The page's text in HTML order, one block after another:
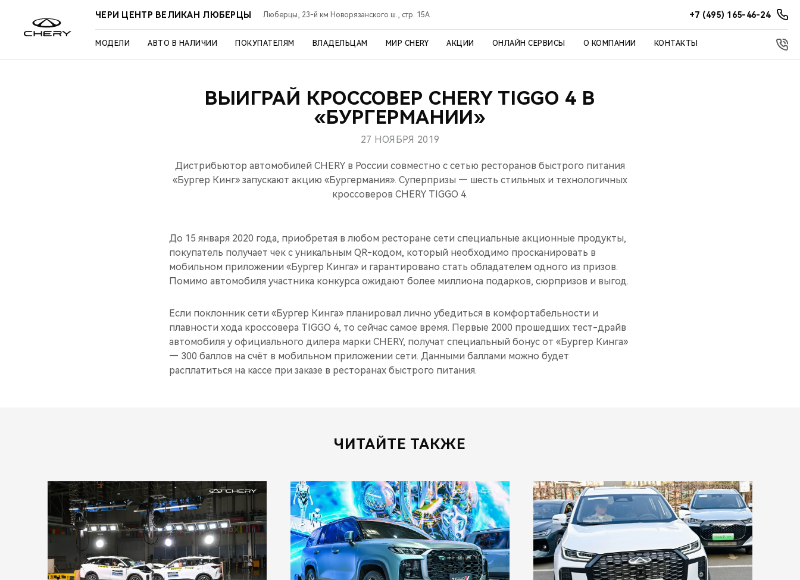
ЧЕРИ ЦЕНТР ВЕЛИКАН ЛЮБЕРЦЫ Люберцы, 23-й км Новорязанского ш., стр. 15А +7 (495) 165-46-24
МОДЕЛИ АВТО В НАЛИЧИИ ПОКУПАТЕЛЯМ ВЛАДЕЛЬЦАМ МИР CHERY АКЦИИ ОНЛАЙН СЕРВИСЫ О КОМПАНИИ КОНТАКТЫ
ВЫИГРАЙ КРОССОВЕР CHERY TIGGO 4 В
«БУРГЕРМАНИИ»
27 НОЯБРЯ 2019
Дистрибьютор автомобилей CHERY в России совместно с сетью ресторанов быстрого питания
«Бургер Кинг» запускают акцию «Бургермания». Суперпризы — шесть стильных и технологичных
кроссоверов CHERY TIGGO 4.
До 15 января 2020 года, приобретая в любом ресторане сети специальные акционные продукты,
покупатель получает чек с уникальным QR-кодом, который необходимо просканировать в
мобильном приложении «Бургер Кинга» и гарантировано стать обладателем одного из призов.
Помимо автомобиля участника конкурса ожидают более миллиона подарков, сюрпризов и выгод.
Если поклонник сети «Бургер Кинга» планировал лично убедиться в комфортабельности и
плавности хода кроссовера TIGGO 4, то сейчас самое время. Первые 2000 прошедших тест-драйв
автомобиля у официального дилера марки CHERY, получат специальный бонус от «Бургер Кинга»
— 300 баллов на счёт в мобильном приложении сети. Данными баллами можно будет
расплатиться на кассе при заказе в ресторанах быстрого питания.
ЧИТАЙТЕ ТАКЖЕ